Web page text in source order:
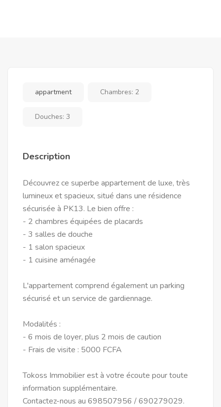
appartment Chambres: 2
Douches: 3
Description
Découvrez ce superbe appartement de luxe, très
lumineux et spacieux, situé dans une résidence
sécurisée à PK13. Le bien offre :
- 2 chambres équipées de placards
- 3 salles de douche
- 1 salon spacieux
- 1 cuisine aménagée
L'appartement comprend également un parking
sécurisé et un service de gardiennage.
Modalités :
- 6 mois de loyer, plus 2 mois de caution
- Frais de visite : 5000 FCFA
Tokoss Immobilier est à votre écoute pour toute
information supplémentaire.
Contactez-nous au 698507956 / 690279029.